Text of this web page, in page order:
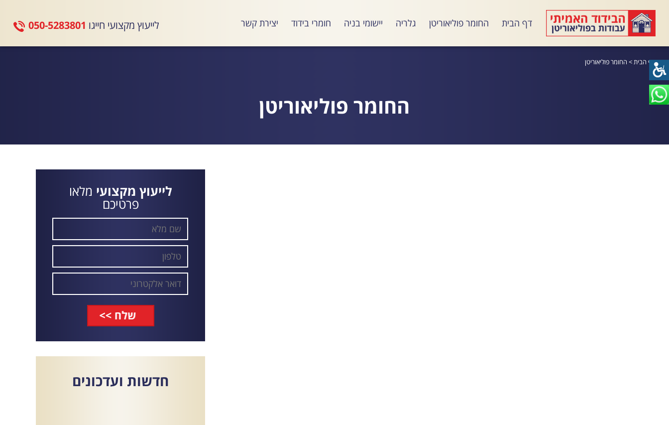
דף הבית החומר פוליאוריטן גלריה יישומי בניה חומרי בידוד יצירת קשר לייעוץ מקצועי חייגו 050-5283801
דף הבית> החומר פוליאוריטן
החומר פוליאוריטן
לייעוץ מקצועי מלאו
פרטיכם
חדשות ועדכונים